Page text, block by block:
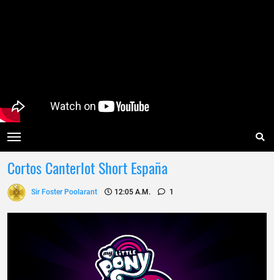
Cortos Canterlot Short España
Sir Foster Poolarant 12:05 A.m. 1